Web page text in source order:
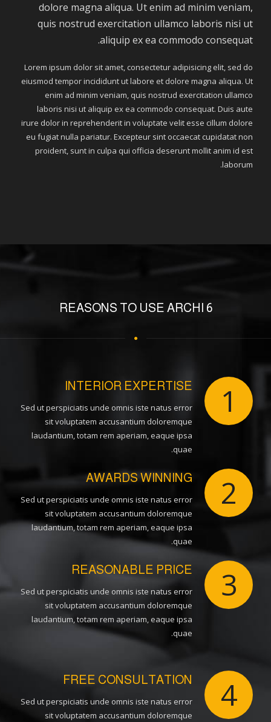
dolore magna aliqua. Ut enim ad minim veniam,
quis nostrud exercitation ullamco laboris nisi ut
aliquip ex ea commodo consequat.
Lorem ipsum dolor sit amet, consectetur adipisicing elit, sed do
eiusmod tempor incididunt ut labore et dolore magna aliqua. Ut
enim ad minim veniam, quis nostrud exercitation ullamco
laboris nisi ut aliquip ex ea commodo consequat. Duis aute
irure dolor in reprehenderit in voluptate velit esse cillum dolore
eu fugiat nulla pariatur. Excepteur sint occaecat cupidatat non
proident, sunt in culpa qui officia deserunt mollit anim id est
laborum.
6 REASONS TO USE ARCHI
1
INTERIOR EXPERTISE
Sed ut perspiciatis unde omnis iste natus error
sit voluptatem accusantium doloremque
laudantium, totam rem aperiam, eaque ipsa
quae.
2
AWARDS WINNING
Sed ut perspiciatis unde omnis iste natus error
sit voluptatem accusantium doloremque
laudantium, totam rem aperiam, eaque ipsa
quae.
3
REASONABLE PRICE
Sed ut perspiciatis unde omnis iste natus error
sit voluptatem accusantium doloremque
laudantium, totam rem aperiam, eaque ipsa
quae.
4
FREE CONSULTATION
Sed ut perspiciatis unde omnis iste natus error
sit voluptatem accusantium doloremque